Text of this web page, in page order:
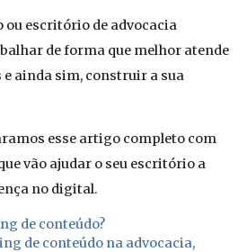
ou escritório de advocacia
de forma que melhor atende
e ainda sim, construir a sua
esse artigo completo com
vão ajudar o seu escritório a
no digital.
de conteúdo?
de conteúdo na advocacia,